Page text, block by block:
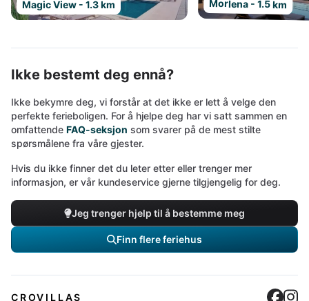
Magic View - 1.3 km Morlena - 1.5 km
Ikke bestemt deg ennå?
Ikke bekymre deg, vi forstår at det ikke er lett å velge den
perfekte ferieboligen. For å hjelpe deg har vi satt sammen en
omfattende FAQ-seksjon som svarer på de mest stilte
spørsmålene fra våre gjester.
Hvis du ikke finner det du leter etter eller trenger mer
informasjon, er vår kundeservice gjerne tilgjengelig for deg.
Jeg trenger hjelp til å bestemme meg
Finn flere feriehus
CROVILLAS